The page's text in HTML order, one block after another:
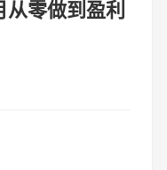
零做到盈利